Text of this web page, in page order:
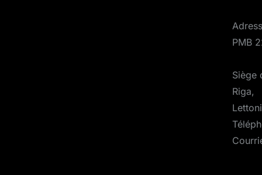
PMB
Siège
Riga,